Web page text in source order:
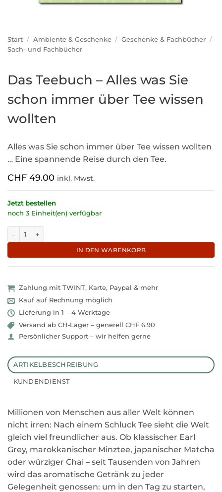
Start / Ambiente & Geschenke / Geschenke & Fachbücher /
Sach- und Fachbücher
Das Teebuch – Alles was Sie
schon immer über Tee wissen
wollten
Alles was Sie schon immer über Tee wissen wollten
… Eine spannende Reise durch den Tee.
CHF 49.00 inkl. Mwst.
Jetzt bestellen
noch 3 Einheit(en) verfügbar
IN DEN WARENKORB
Zahlung mit TWINT, Karte, Paypal & mehr
Kauf auf Rechnung möglich
Lieferung in 1 – 4 Werktage
Versand ab CH‑Lager – generell CHF 6.90
Persönlicher Support – wir helfen gerne
ARTIKELBESCHREIBUNG
KUNDENDIENST
Millionen von Menschen aus aller Welt können
nicht irren: Nach einem Schluck Tee sieht die Welt
gleich viel freundlicher aus. Ob klassischer Earl
Grey, marokkanischer Minztee, japanischer Matcha
oder würziger Chai – seit Tausenden von Jahren
wird das aromatische Getränk zu jeder
Gelegenheit genossen: um in den Tag zu starten,